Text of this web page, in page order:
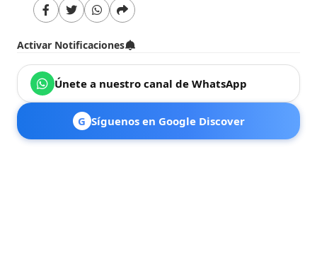
Activar Notificaciones
Únete a nuestro canal de WhatsApp
G Síguenos en Google Discover